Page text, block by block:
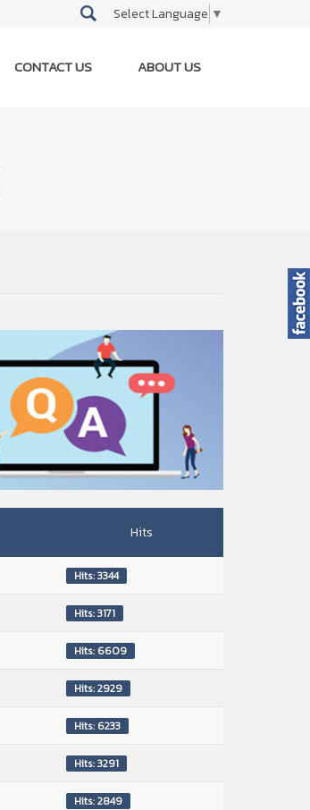
Select Language ▼
CONTACT US ABOUT US
Hits
Hits: 3344
Hits: 3171
Hits: 6609
Hits: 2929
Hits: 6233
Hits: 3291
Hits: 2849